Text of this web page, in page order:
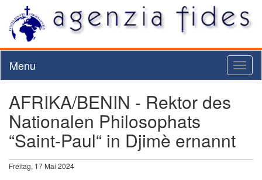
Menu
AFRIKA/BENIN - Rektor des
Nationalen Philosophats
“Saint-Paul“ in Djimè ernannt
Freitag, 17 Mai 2024